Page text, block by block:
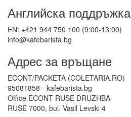
Английска поддръжка
EN: +421 944 750 100 (9:00-13:00)
info@kafebarista.bg
Адрес за връщане
ECONT/PACKETA (COLETARIA.RO)
95081858 - kafebarista.bg
Office ECONT RUSE DRUZHBA
RUSE 7000, bul. Vasil Levski 4